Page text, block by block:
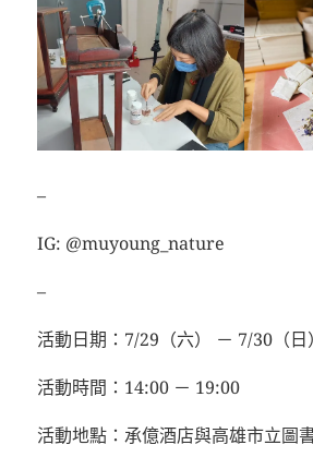
–
IG: @muyoung_nature
–
活動日期：7/29（六） － 7/30（日
活動時間：14:00 － 19:00
活動地點：承億酒店與高雄市立圖